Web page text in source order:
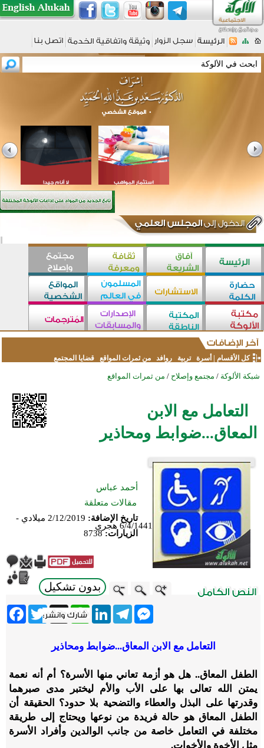
كل الأقسام أسرة تربية روافد من ثمرات المواقع قضايا المجتمع
شبكة الألوكة / مجتمع وإصلاح / من ثمرات المواقع
التعامل مع الابن
المعاق...ضوابط ومحاذير
أحمد عباس
مقالات متعلقة
تاريخ الإضافة:
2/12/2019 ميلادي -
6/4/1441 هجري
الزيارات:8738
بدون تشكيل
Twitter X
WhatsApp
LinkedInTelegram
Messenger
التعامل مع الابن المعاق...ضوابط ومحاذير
الطفل المعاق.. هل هو أزمة تعاني منها الأسرة؟ أم أنه نعمة
يمتن الله تعالى بها على الأب والأم ليختبر مدى صبرهما
وقدرتها على البذل والعطاء والتضحية بلا حدود؟ الحقيقة أن
الطفل المعاق هو حالة فريدة من نوعها ويحتاج إلى طريقة
مختلفة في التعامل خاصة من جانب الوالدين وأفراد الأسرة
مثل الأخوة والأخوات.